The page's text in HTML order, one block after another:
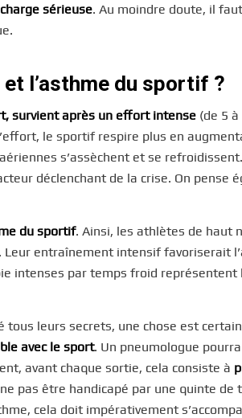
sérieuse. Au moindre doute, il
l’asthme du sportif ?
survient après un effort intense (de 5
le sportif respire plus en
s’assèchent et se refroidissent.
déclenchant de la crise. On pense
du sportif. Ainsi, les athlètes de haut
entraînement intensif favoriserait
intenses par temps froid représentent
tous leurs secrets, une chose est
avec le sport. Un pneumologue
avant chaque sortie, cela consiste à
pas être handicapé par une quinte de
cela doit impérativement